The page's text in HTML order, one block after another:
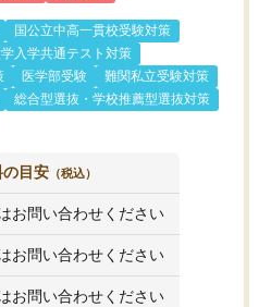
国公立中高一貫校受験対策
入学共通テスト対策
医学部受験
難関私立受験対策
総合型選抜・学校推薦型選抜対策
目安 （税込）
お問い合わせください
お問い合わせください
お問い合わせください